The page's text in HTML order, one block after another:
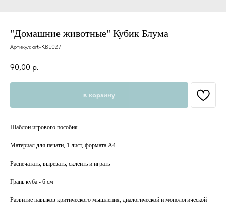
"Домашние животные" Кубик Блума
Артикул: art-KBL027
90,00 р.
в корзину
Шаблон игрового пособия
Материал для печати, 1 лист, формата А4
Распечатать, вырезать, склеить и играть
Грань куба - 6 см
Развитие навыков критического мышления, диалогической и монологической